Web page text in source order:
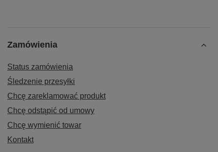
Zamówienia
Status zamówienia
Śledzenie przesyłki
Chcę zareklamować produkt
Chcę odstąpić od umowy
Chcę wymienić towar
Kontakt